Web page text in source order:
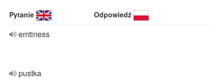
Pytanie Odpowiedź
emtiness
pustka